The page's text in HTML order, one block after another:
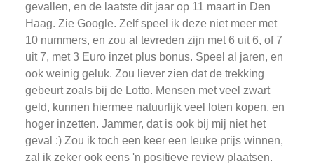
gevallen, en de laatste dit jaar op 11 maart in Den
Haag. Zie Google. Zelf speel ik deze niet meer met
10 nummers, en zou al tevreden zijn met 6 uit 6, of 7
uit 7, met 3 Euro inzet plus bonus. Speel al jaren, en
ook weinig geluk. Zou liever zien dat de trekking
gebeurt zoals bij de Lotto. Mensen met veel zwart
geld, kunnen hiermee natuurlijk veel loten kopen, en
hoger inzetten. Jammer, dat is ook bij mij niet het
geval :) Zou ik toch een keer een leuke prijs winnen,
zal ik zeker ook eens 'n positieve review plaatsen.